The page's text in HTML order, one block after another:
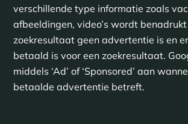
verschillende type informatie zoals
afbeeldingen, video’s wordt
zoekresultaat geen advertentie is en
betaald is voor een zoekresultaat.
middels ‘Ad’ of ‘Sponsored’ aan
betaalde advertentie betreft.